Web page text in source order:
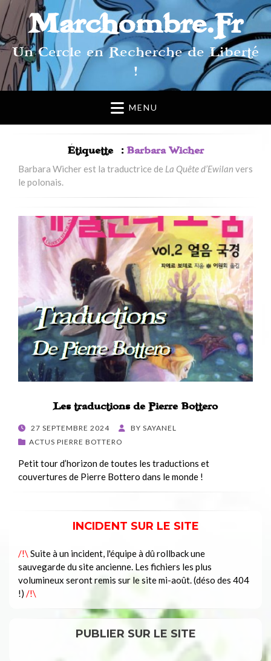
Marchombre.Fr
Un Cercle en Recherche de Liberté
!
MENU
Étiquette :Barbara Wicher
Barbara Wicher est la traductrice de La Quête d’Ewilan vers
le polonais.
Les traductions de Pierre Bottero
POSTED
ON
27 SEPTEMBRE 2024 BY SAYANEL
ACTUS PIERRE BOTTERO
Petit tour d’horizon de toutes les traductions et
couvertures de Pierre Bottero dans le monde !
INCIDENT SUR LE SITE
/!\ Suite à un incident, l'équipe à dû rollback une
sauvegarde du site ancienne. Les fichiers les plus
volumineux seront remis sur le site mi-août. (déso des 404
!) /!\
PUBLIER SUR LE SITE